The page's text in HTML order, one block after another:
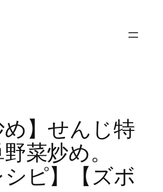
め】せんじ特
菜炒め。
シピ】【ズボ